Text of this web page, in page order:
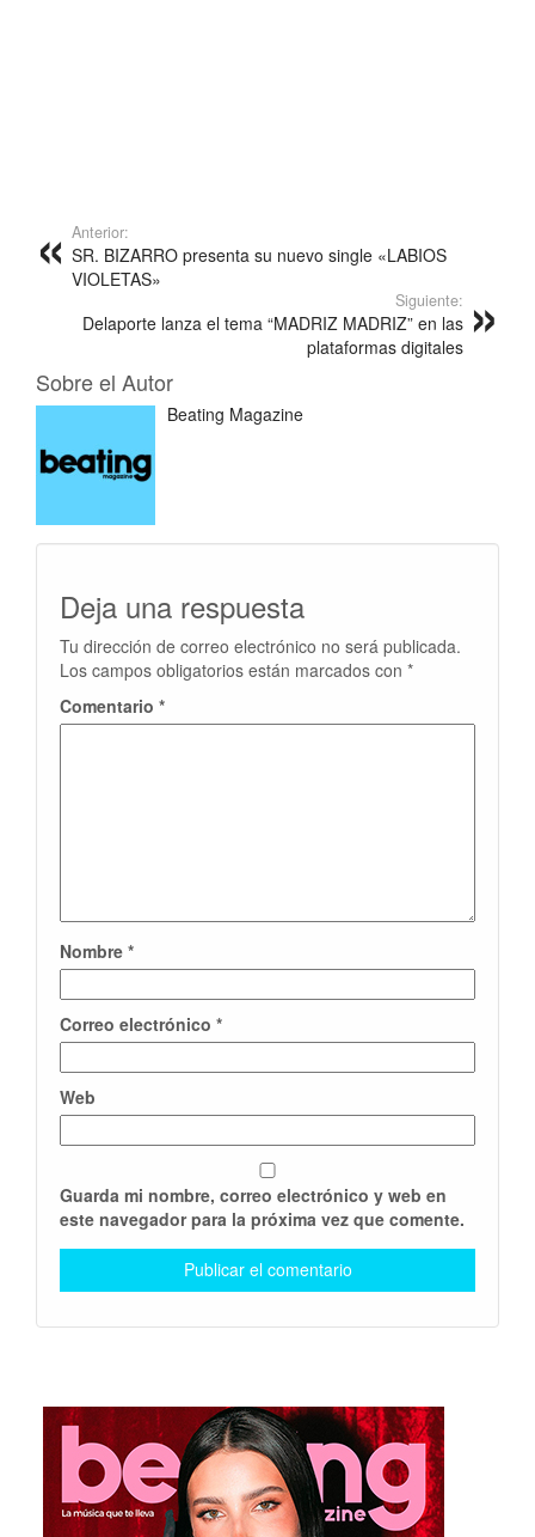
Anterior:
SR. BIZARRO presenta su nuevo single «LABIOS
VIOLETAS»
Siguiente:
Delaporte lanza el tema “MADRIZ MADRIZ” en las
plataformas digitales
Sobre el Autor
Beating Magazine
Deja una respuesta
Tu dirección de correo electrónico no será publicada.
Los campos obligatorios están marcados con *
Comentario *
Nombre *
Correo electrónico *
Web
Guarda mi nombre, correo electrónico y web en
este navegador para la próxima vez que comente.